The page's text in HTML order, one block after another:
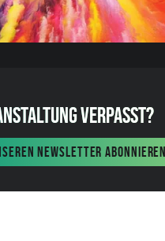
VERPASST?
NEWSLETTER ABONNIEREN